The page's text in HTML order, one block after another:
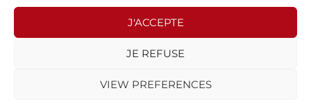
J'ACCEPTE
JE REFUSE
VIEW PREFERENCES
Politique de confidentialité
SPORSORA
75015 PARIS